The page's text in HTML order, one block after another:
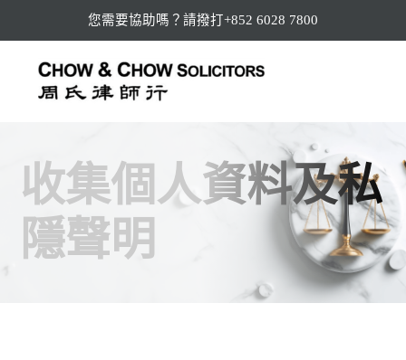
您需要協助嗎？請撥打+852 6028 7800
收集個人資料及私
隱聲明